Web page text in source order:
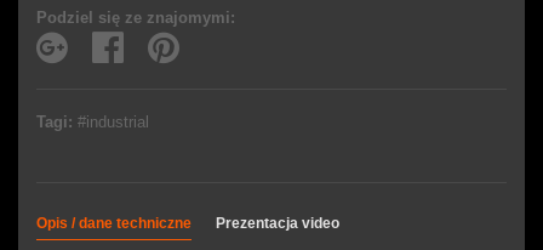
Podziel się ze znajomymi:
Tagi: #industrial
Opis / dane techniczne Prezentacja video